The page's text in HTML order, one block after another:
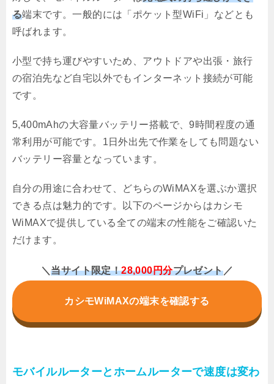
る端末です。一般的には「ポケット型WiFi」などとも
呼ばれます。
小型で持ち運びやすいため、アウトドアや出張・旅行
の宿泊先など自宅以外でもインターネット接続が可能
です。
5,400mAhの大容量バッテリー搭載で、9時間程度の通
常利用が可能です。1日外出先で作業をしても問題ない
バッテリー容量となっています。
自分の用途に合わせて、どちらのWiMAXを選ぶか選択
できる点は魅力的です。以下のページからはカシモ
WiMAXで提供している全ての端末の性能をご確認いた
だけます。
＼当サイト限定！28,000円分プレゼント／
カシモWiMAXの端末を確認する
モバイルルーターとホームルーターで速度は変わ